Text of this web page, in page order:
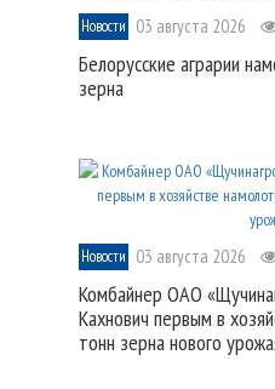
Новости 03 августа 2026
Белорусские аграрии
зерна
Новости 03 августа 2026
Комбайнер ОАО
Кахнович первым в
тонн зерна нового